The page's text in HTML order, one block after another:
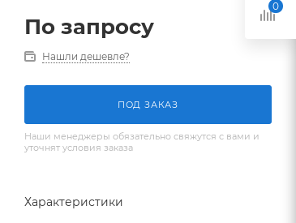
По запросу
Нашли дешевле?
ПОД ЗАКАЗ
Наши менеджеры обязательно свяжутся с вами и
уточнят условия заказа
Характеристики
0